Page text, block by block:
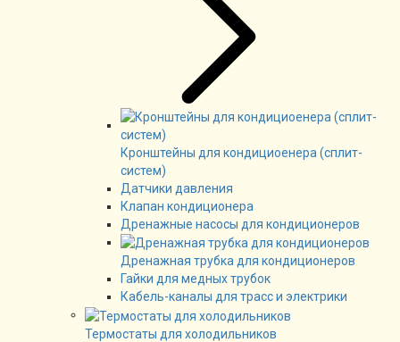
Кронштейны для кондициоенера (сплит-
систем)
Датчики давления
Клапан кондиционера
Дренажные насосы для кондиционеров
Дренажная трубка для кондиционеров
Гайки для медных трубок
Кабель-каналы для трасс и электрики
Термостаты для холодильников